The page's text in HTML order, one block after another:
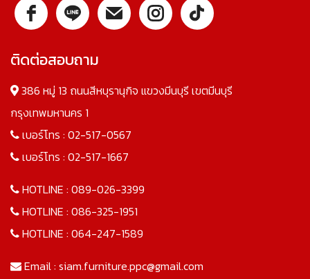
ติดต่อสอบถาม
386 หมู่ 13 ถนนสีหบุรานุกิจ แขวงมีนบุรี เขตมีนบุรี
กรุงเทพมหานคร 1
เบอร์โทร : 02-517-0567
เบอร์โทร : 02-517-1667
HOTLINE : 089-026-3399
HOTLINE : 086-325-1951
HOTLINE : 064-247-1589
Email : siam.furniture.ppc@gmail.com